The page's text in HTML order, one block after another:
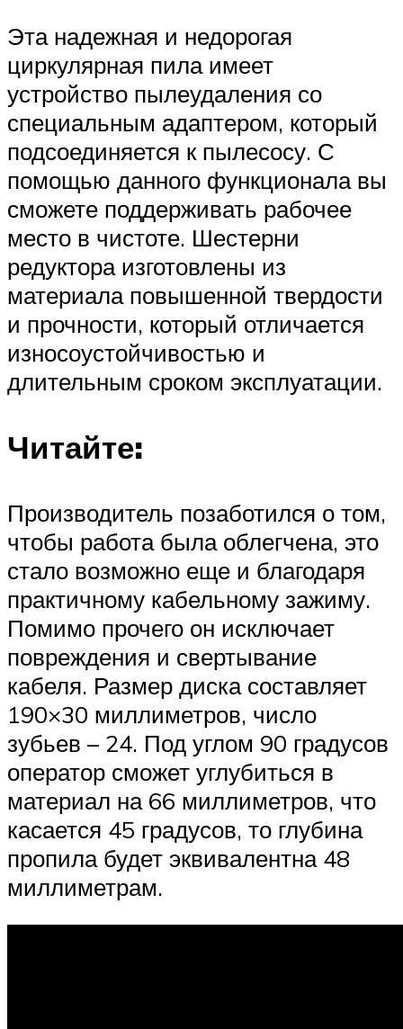
Эта надежная и недорогая
циркулярная пила имеет
устройство пылеудаления со
специальным адаптером, который
подсоединяется к пылесосу. С
помощью данного функционала вы
сможете поддерживать рабочее
место в чистоте. Шестерни
редуктора изготовлены из
материала повышенной твердости
и прочности, который отличается
износоустойчивостью и
длительным сроком эксплуатации.
Читайте:
Производитель позаботился о том,
чтобы работа была облегчена, это
стало возможно еще и благодаря
практичному кабельному зажиму.
Помимо прочего он исключает
повреждения и свертывание
кабеля. Размер диска составляет
190×30 миллиметров, число
зубьев – 24. Под углом 90 градусов
оператор сможет углубиться в
материал на 66 миллиметров, что
касается 45 градусов, то глубина
пропила будет эквивалентна 48
миллиметрам.